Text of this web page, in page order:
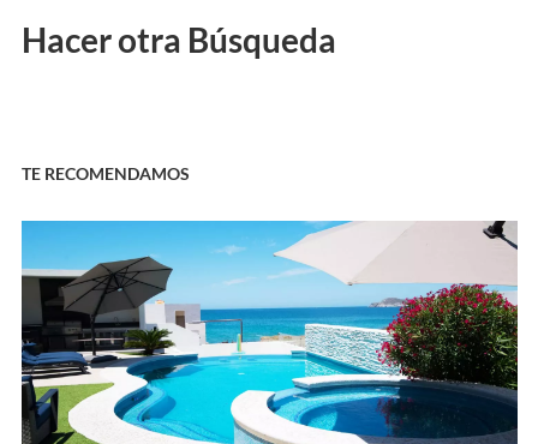
Hacer otra Búsqueda
TE RECOMENDAMOS